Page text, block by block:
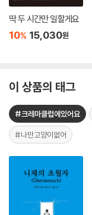
딱 두 시간만 일할게요
10% 15,030원
이 상품의 태그
#크레마클럽에있어요
#나만고양이없어